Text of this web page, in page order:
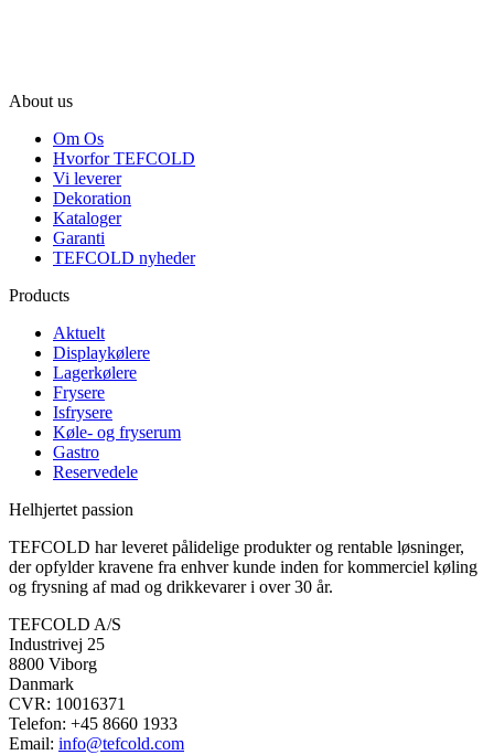
About us
Om Os
Hvorfor TEFCOLD
Vi leverer
Dekoration
Kataloger
Garanti
TEFCOLD nyheder
Products
Aktuelt
Displaykølere
Lagerkølere
Frysere
Isfrysere
Køle- og fryserum
Gastro
Reservedele
Helhjertet passion
TEFCOLD har leveret pålidelige produkter og rentable løsninger,
der opfylder kravene fra enhver kunde inden for kommerciel køling
og frysning af mad og drikkevarer i over 30 år.
TEFCOLD A/S
Industrivej 25
8800 Viborg
Danmark
CVR: 10016371
Telefon: +45 8660 1933
Email: info@tefcold.com